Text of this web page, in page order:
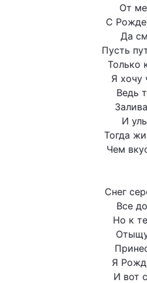
От
С
Да
Пусть
Только
Я хочу
Ведь
И
Тогда
Чем
Снег
Все
Но к
Я
И вот